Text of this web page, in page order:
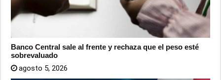
Banco Central sale al frente y rechaza que el peso esté
sobrevaluado
agosto 5, 2026